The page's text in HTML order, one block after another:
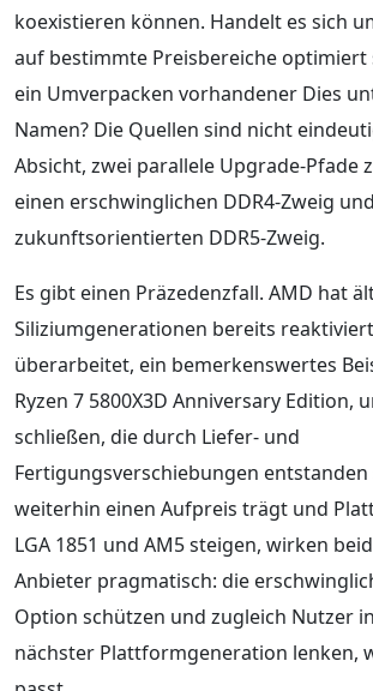
koexistieren können. Handelt es sich
auf bestimmte Preisbereiche optimiert
ein Umverpacken vorhandener Dies
Namen? Die Quellen sind nicht
Absicht, zwei parallele Upgrade-Pfade
einen erschwinglichen DDR4-Zweig
zukunftsorientierten DDR5-Zweig.
Es gibt einen Präzedenzfall. AMD hat
Siliziumgenerationen bereits
überarbeitet, ein bemerkenswertes
Ryzen 7 5800X3D Anniversary Edition,
schließen, die durch Liefer- und
Fertigungsverschiebungen entstanden
weiterhin einen Aufpreis trägt und
LGA 1851 und AM5 steigen, wirken
Anbieter pragmatisch: die
Option schützen und zugleich Nutzer
nächster Plattformgeneration lenken,